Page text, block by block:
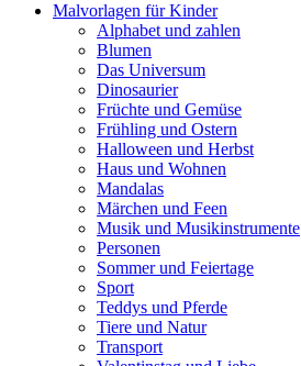
Malvorlagen für Kinder
Alphabet und zahlen
Blumen
Das Universum
Dinosaurier
Früchte und Gemüse
Frühling und Ostern
Halloween und Herbst
Haus und Wohnen
Mandalas
Märchen und Feen
Musik und Musikinstrumente
Personen
Sommer und Feiertage
Sport
Teddys und Pferde
Tiere und Natur
Transport